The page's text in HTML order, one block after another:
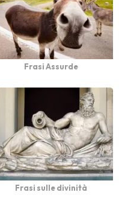
Frasi Assurde
Frasi sulle divinità